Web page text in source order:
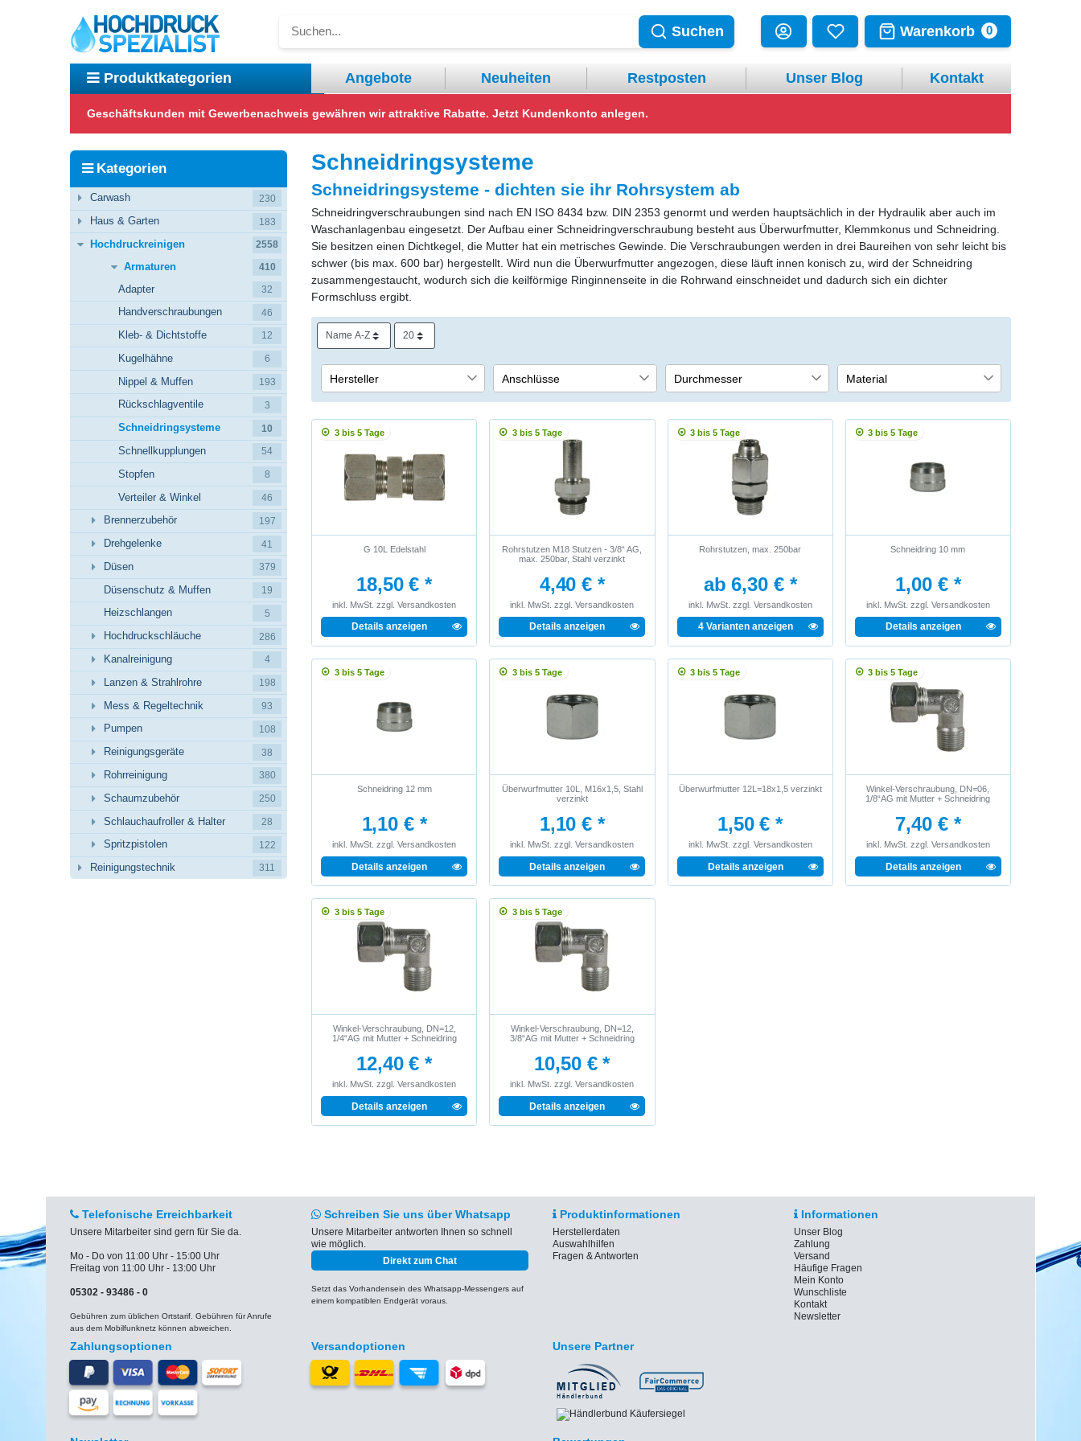
Warenkorb 0
Suchen
Produktkategorien
Carwash
Haus & Garten
Hochdruckreinigen
Reinigungstechnik
Angebote Neuheiten Restposten Unser Blog Kontakt
Geschäftskunden mit Gewerbenachweis gewähren wir attraktive Rabatte. Jetzt Kundenkonto anlegen.
Kategorien
Carwash 230
Haus & Garten 183
Hochdruckreinigen 2558
Armaturen 410
Adapter 32
Handverschraubungen 46
Kleb- & Dichtstoffe 12
Kugelhähne 6
Nippel & Muffen 193
Rückschlagventile 3
Schneidringsysteme 10
Schnellkupplungen 54
Stopfen 8
Verteiler & Winkel 46
Brennerzubehör 197
Drehgelenke 41
Düsen 379
Düsenschutz & Muffen 19
Heizschlangen 5
Hochdruckschläuche 286
Kanalreinigung 4
Lanzen & Strahlrohre 198
Mess & Regeltechnik 93
Pumpen 108
Reinigungsgeräte 38
Rohrreinigung 380
Schaumzubehör 250
Schlauchaufroller & Halter 28
Spritzpistolen 122
Reinigungstechnik 311
Schneidringsysteme
Schneidringsysteme - dichten sie ihr Rohrsystem ab
Schneidringverschraubungen sind nach EN ISO 8434 bzw. DIN 2353 genormt und werden hauptsächlich in der Hydraulik aber auch im
Waschanlagenbau eingesetzt. Der Aufbau einer Schneidringverschraubung besteht aus Überwurfmutter, Klemmkonus und Schneidring.
Sie besitzen einen Dichtkegel, die Mutter hat ein metrisches Gewinde. Die Verschraubungen werden in drei Baureihen von sehr leicht bis
schwer (bis max. 600 bar) hergestellt. Wird nun die Überwurfmutter angezogen, diese läuft innen konisch zu, wird der Schneidring
zusammengestaucht, wodurch sich die keilförmige Ringinnenseite in die Rohrwand einschneidet und dadurch sich ein dichter
Formschluss ergibt.
Hersteller
R+M de Wit GmbH
10
Anschlüsse
1/4 Zoll
1
3/8 Zoll
Durchmesser
10 mm
1
12 mm
Material
Edelstahl
1
Stahl verzinkt
3 bis 5 Tage
G 10L Edelstahl
18,50 € *
inkl. MwSt. zzgl.Versandkosten
Details anzeigen
3 bis 5 Tage
Rohrstutzen M18 Stutzen - 3/8“ AG,
max. 250bar, Stahl verzinkt
4,40 € *
inkl. MwSt. zzgl.Versandkosten
Details anzeigen
3 bis 5 Tage
Rohrstutzen, max. 250bar
ab 6,30 € *
inkl. MwSt. zzgl. Versandkosten
4 Varianten anzeigen
3 bis 5 Tage
Schneidring 10 mm
1,00 € *
inkl. MwSt. zzgl. Versandkosten
Details anzeigen
3 bis 5 Tage
Schneidring 12 mm
1,10 € *
inkl. MwSt. zzgl.Versandkosten
Details anzeigen
3 bis 5 Tage
Überwurfmutter 10L, M16x1,5, Stahl
verzinkt
1,10 € *
inkl. MwSt. zzgl.Versandkosten
Details anzeigen
3 bis 5 Tage
Überwurfmutter 12L=18x1,5 verzinkt
1,50 € *
inkl. MwSt. zzgl. Versandkosten
Details anzeigen
3 bis 5 Tage
Winkel-Verschraubung, DN=06,
1/8“AG mit Mutter + Schneidring
7,40 € *
inkl. MwSt. zzgl. Versandkosten
Details anzeigen
3 bis 5 Tage
Winkel-Verschraubung, DN=12,
1/4“AG mit Mutter + Schneidring
12,40 € *
inkl. MwSt. zzgl.Versandkosten
Details anzeigen
3 bis 5 Tage
Winkel-Verschraubung, DN=12,
3/8“AG mit Mutter + Schneidring
10,50 € *
inkl. MwSt. zzgl.Versandkosten
Details anzeigen
Telefonische Erreichbarkeit
Unsere Mitarbeiter sind gern für Sie da.
Mo - Do von 11:00 Uhr - 15:00 Uhr
Freitag von 11:00 Uhr - 13:00 Uhr
05302 - 93486 - 0
Gebühren zum üblichen Ortstarif. Gebühren für Anrufe
aus dem Mobilfunknetz können abweichen.
Schreiben Sie uns über Whatsapp
Unsere Mitarbeiter antworten Ihnen so schnell
wie möglich.
Direkt zum Chat
Setzt das Vorhandensein des Whatsapp-Messengers auf
einem kompatiblen Endgerät voraus.
Produktinformationen
Herstellerdaten
Auswahlhilfen
Fragen & Antworten
Informationen
Unser Blog
Zahlung
Versand
Häufige Fragen
Mein Konto
Wunschliste
Kontakt
Newsletter
Zahlungsoptionen Versandoptionen Unsere Partner